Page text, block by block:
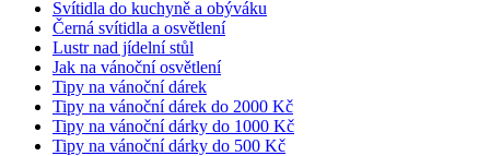
Svítidla do kuchyně a obýváku
Černá svítidla a osvětlení
Lustr nad jídelní stůl
Jak na vánoční osvětlení
Tipy na vánoční dárek
Tipy na vánoční dárek do 2000 Kč
Tipy na vánoční dárky do 1000 Kč
Tipy na vánoční dárky do 500 Kč